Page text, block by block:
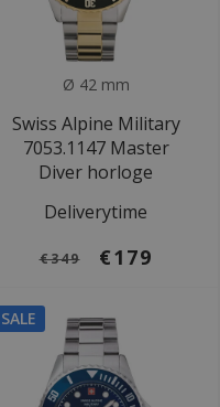
Ø 42 mm
Swiss Alpine Military
7053.1147 Master
Diver horloge
Deliverytime
€349 €179
SALE